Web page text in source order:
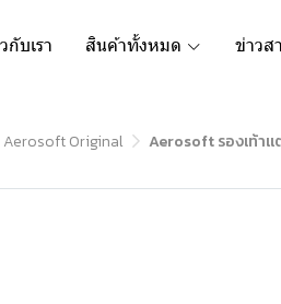
กับเรา สินค้าทั้งหมด ข่าวส
Aerosoft Original Aerosoft รองเท้า